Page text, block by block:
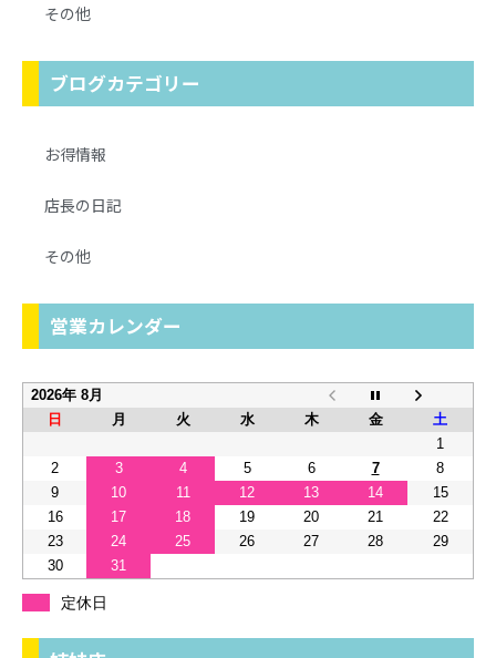
その他
ブログカテゴリー
お得情報
店長の日記
その他
営業カレンダー
2026年 8月
日
月 火 水 木 金
土
1
2
3 4 5 6 7
8
9
10 11 12 13 14
15
16
17 18 19 20 21
22
23
24 25 26 27 28
29
30
31
定休日